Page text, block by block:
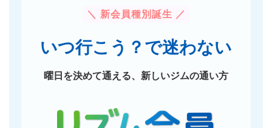
＼ 新会員種別誕生 ／
いつ行こう？で迷わない
曜日を決めて通える、新しいジムの通い方